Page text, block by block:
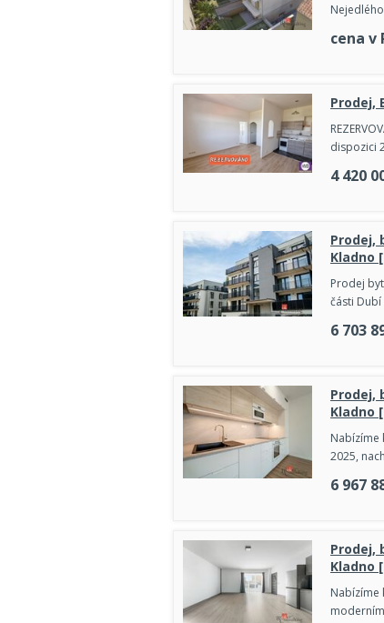
cena v
Prodej,
dispozici
4 420
Prodej,
Kladno
Prodej
části
6 703
Prodej,
Kladno
Nabízíme
2025,
6 967
Prodej,
Kladno
Nabízíme